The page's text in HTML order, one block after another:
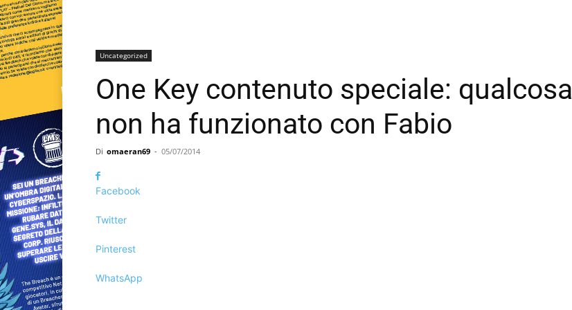
Uncategorized
One Key contenuto speciale: qualcosa
non ha funzionato con Fabio
Di omaeran69 - 05/07/2014
Facebook
Twitter
Pinterest
WhatsApp